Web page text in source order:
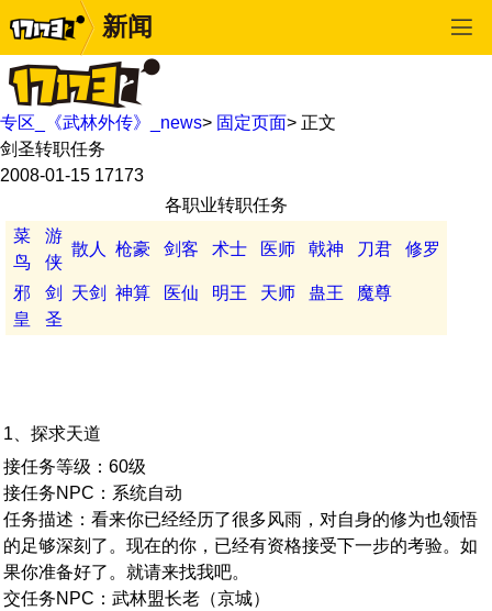
新闻
专区_《武林外传》_news> 固定页面> 正文
剑圣转职任务
2008-01-15 17173
各职业转职任务
菜
鸟
游
侠
散人 枪豪 剑客 术士 医师 戟神 刀君 修罗
邪
皇
剑
圣
天剑 神算 医仙 明王 天师 蛊王 魔尊
1、探求天道
接任务等级：60级
接任务NPC：系统自动
任务描述：看来你已经经历了很多风雨，对自身的修为也领悟
的足够深刻了。现在的你，已经有资格接受下一步的考验。如
果你准备好了。就请来找我吧。
交任务NPC：武林盟长老（京城）